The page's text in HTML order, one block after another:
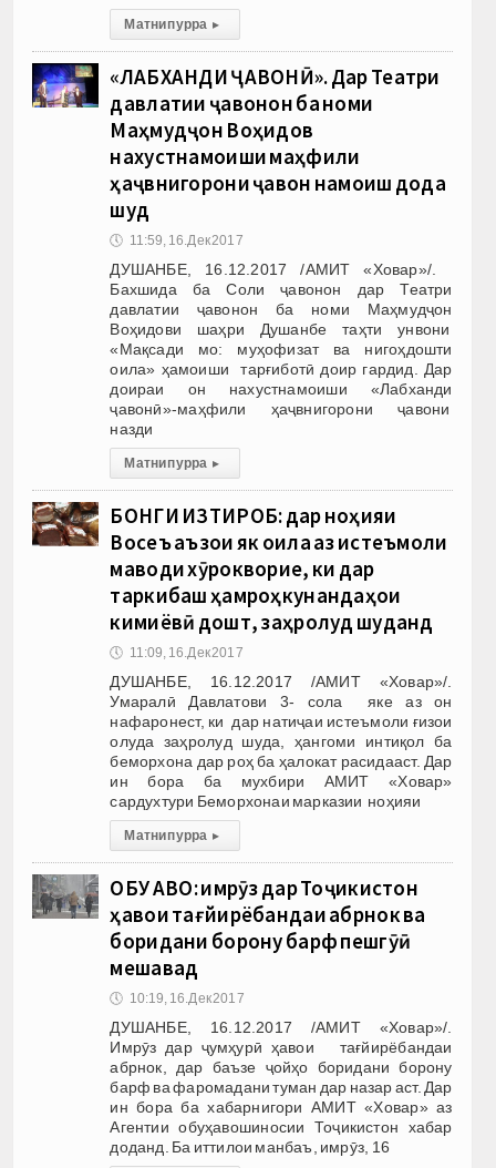
Матни пурра ▸
«ЛАБХАНДИ ҶАВОНӢ». Дар Театри
давлатии ҷавонон ба номи
Маҳмудҷон Воҳидов
нахустнамоиши маҳфили
ҳаҷвнигорони ҷавон намоиш дода
шуд
🕔 11:59, 16.Дек 2017
ДУШАНБЕ, 16.12.2017 /АМИТ «Ховар»/.
Бахшида ба Соли ҷавонон дар Театри
давлатии ҷавонон ба номи Маҳмудҷон
Воҳидови шаҳри Душанбе таҳти унвони
«Мақсади мо: муҳофизат ва нигоҳдошти
оила» ҳамоиши тарғиботӣ доир гардид. Дар
доираи он нахустнамоиши «Лабханди
ҷавонӣ»-маҳфили ҳаҷвнигорони ҷавони
назди
Матни пурра ▸
БОНГИ ИЗТИРОБ: дар ноҳияи
Восеъ аъзои як оила аз истеъмоли
маводи хӯрокворие, ки дар
таркибаш ҳамроҳкунандаҳои
кимиёвӣ дошт, заҳролуд шуданд
🕔 11:09, 16.Дек 2017
ДУШАНБЕ, 16.12.2017 /АМИТ «Ховар»/.
Умаралӣ Давлатови 3- сола яке аз он
нафаронест, ки дар натиҷаи истеъмоли ғизои
олуда заҳролуд шуда, ҳангоми интиқол ба
беморхона дар роҳ ба ҳалокат расидааст. Дар
ин бора ба мухбири АМИТ «Ховар»
сардухтури Беморхонаи марказии ноҳияи
Матни пурра ▸
ОБУ ҲАВО: имрӯз дар Тоҷикистон
ҳавои тағйирёбандаи абрнок ва
боридани борону барф пешгӯӣ
мешавад
🕔 10:19, 16.Дек 2017
ДУШАНБЕ, 16.12.2017 /АМИТ «Ховар»/.
Имрӯз дар ҷумҳурӣ ҳавои тағйирёбандаи
абрнок, дар баъзе ҷойҳо боридани борону
барф ва фаромадани туман дар назар аст. Дар
ин бора ба хабарнигори АМИТ «Ховар» аз
Агентии обуҳавошиносии Тоҷикистон хабар
доданд. Ба иттилои манбаъ, имрӯз, 16